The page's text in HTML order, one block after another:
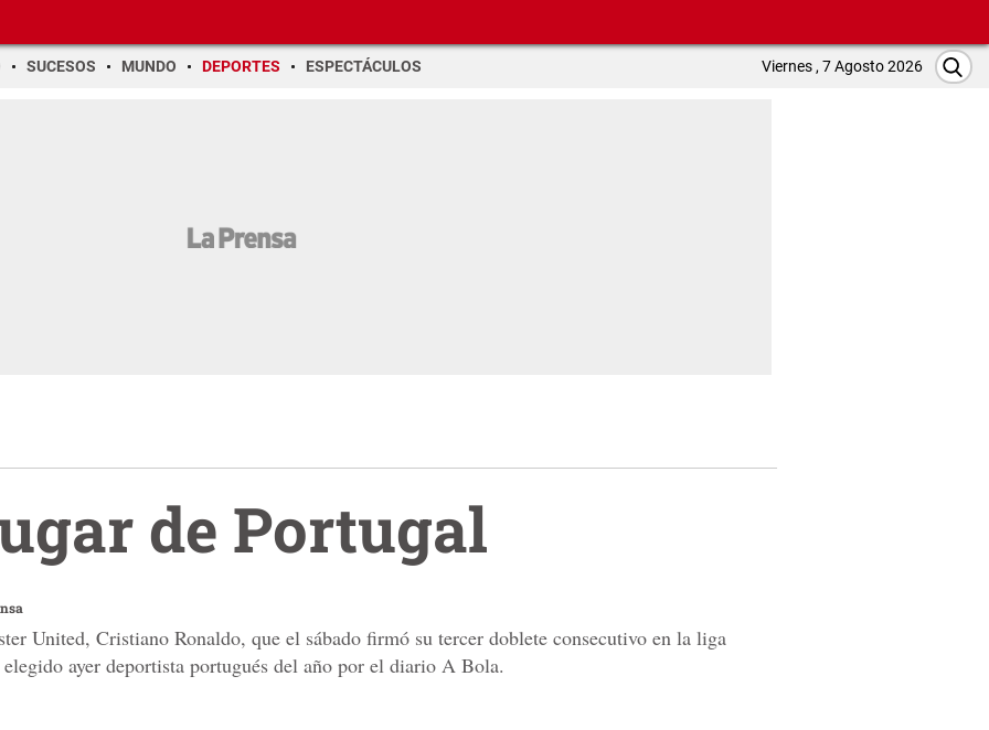
SUCESOS MUNDO DEPORTES ESPECTÁCULOS Viernes , 7 Agosto 2026
de Portugal
United, Cristiano Ronaldo, que el sábado firmó su tercer doblete consecutivo en la liga
ayer deportista portugués del año por el diario A Bola.